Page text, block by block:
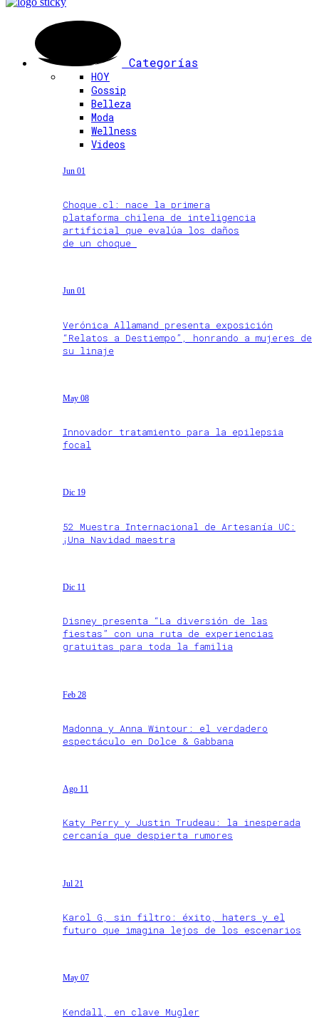
Categorías
HOY
Gossip
Belleza
Moda
Wellness
Videos
Jun 01
Choque.cl: nace la primera
plataforma chilena de inteligencia
artificial que evalúa los daños
de un choque
Jun 01
Verónica Allamand presenta exposición
“Relatos a Destiempo”, honrando a mujeres de
su linaje
May 08
Innovador tratamiento para la epilepsia
focal
Dic 19
52 Muestra Internacional de Artesanía UC:
¡Una Navidad maestra
Dic 11
Disney presenta “La diversión de las
fiestas” con una ruta de experiencias
gratuitas para toda la familia
Feb 28
Madonna y Anna Wintour: el verdadero
espectáculo en Dolce & Gabbana
Ago 11
Katy Perry y Justin Trudeau: la inesperada
cercanía que despierta rumores
Jul 21
Karol G, sin filtro: éxito, haters y el
futuro que imagina lejos de los escenarios
May 07
Kendall, en clave Mugler